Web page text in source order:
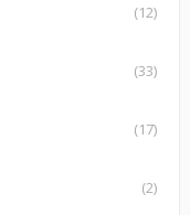
(12)
(33)
(17)
(2)